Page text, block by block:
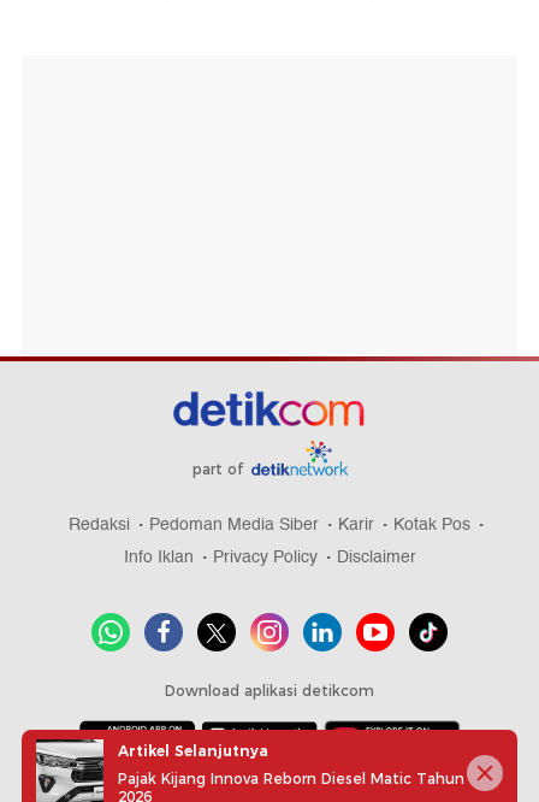
part of
Redaksi Pedoman Media Siber Karir
Kotak Pos
Info Iklan
Privacy Policy Disclaimer
Download aplikasi detikcom
Copyright @ 2026 detikcom, All right reserved
Artikel Selanjutnya
Pajak Kijang Innova Reborn Diesel Matic Tahun
2026